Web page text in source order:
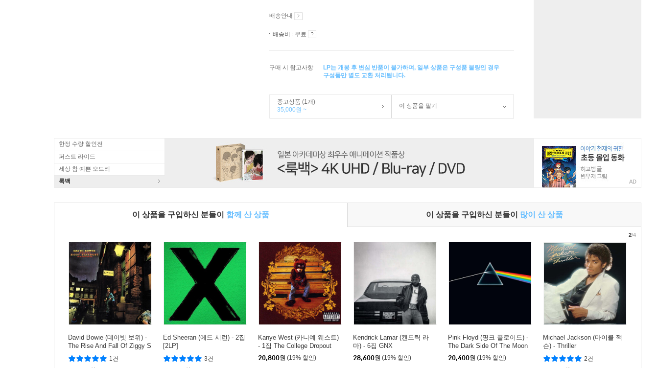
배송안내
배송비 : 무료
구매 시 참고사항
LP는 개봉 후 변심 반품이 불가하며, 일부 상품은 구성품 불량인 경우
구성품만 별도 교환 처리됩니다.
중고상품 (1개)
35,000원 ~
이 상품을 팔기
한정 수량 할인전
퍼스트 라이드
세상 참 예쁜 오드리
룩백
AD
이 상품을 구입하신 분들이 함께 산 상품 이 상품을 구입하신 분들이 많이 산 상품
David Bowie (데이빗 보위) -
The Rise And Fall Of Ziggy S
tardust And The Spiders Fro
m Mars [LP]
1건
Ed Sheeran (에드 시런) - 2집
[2LP]
3건
Kanye West (카니예 웨스트)
- 1집 The College Dropout
20,800원 (19% 할인)
Kendrick Lamar (켄드릭 라
마) - 6집 GNX
28,600원 (19% 할인)
Pink Floyd (핑크 플로이드) -
The Dark Side Of The Moon
20,400원 (19% 할인)
Michael Jackson (마이클 잭
슨) - Thriller
2건
2/4